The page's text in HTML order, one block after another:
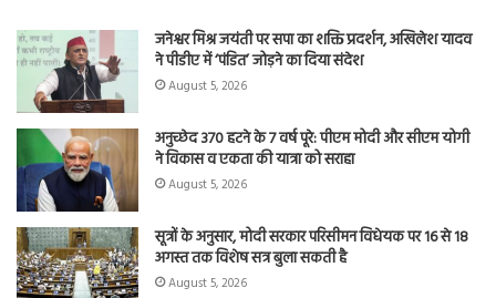
जनेश्वर मिश्र जयंती पर सपा का शक्ति प्रदर्शन, अखिलेश यादव
ने पीडीए में ‘पंडित’ जोड़ने का दिया संदेश
August 5, 2026
अनुच्छेद 370 हटने के 7 वर्ष पूरे: पीएम मोदी और सीएम योगी
ने विकास व एकता की यात्रा को सराहा
August 5, 2026
सूत्रों के अनुसार, मोदी सरकार परिसीमन विधेयक पर 16 से 18
अगस्त तक विशेष सत्र बुला सकती है
August 5, 2026